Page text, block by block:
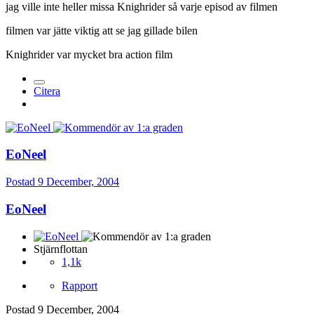
jag ville inte heller missa Knighrider så varje episod av filmen
filmen var jätte viktig att se jag gillade bilen
Knighrider var mycket bra action film
Citera
EoNeel
Postad 9 December, 2004
EoNeel
Stjärnflottan
1,1k
Rapport
Postad 9 December, 2004